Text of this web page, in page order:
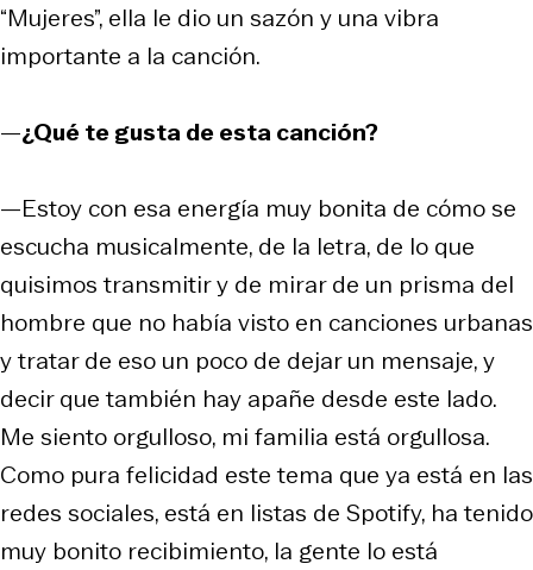
“Mujeres”, ella le dio un sazón y una vibra
importante a la canción.
—¿Qué te gusta de esta canción?
—Estoy con esa energía muy bonita de cómo se
escucha musicalmente, de la letra, de lo que
quisimos transmitir y de mirar de un prisma del
hombre que no había visto en canciones urbanas
y tratar de eso un poco de dejar un mensaje, y
decir que también hay apañe desde este lado.
Me siento orgulloso, mi familia está orgullosa.
Como pura felicidad este tema que ya está en las
redes sociales, está en listas de Spotify, ha tenido
muy bonito recibimiento, la gente lo está